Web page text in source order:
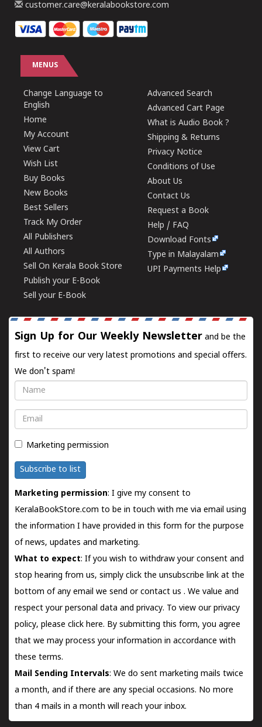
customer.care@keralabookstore.com
MENUS
Change Language to
English
Home
My Account
View Cart
Wish List
Buy Books
New Books
Best Sellers
Track My Order
All Publishers
All Authors
Sell On Kerala Book Store
Publish your E-Book
Sell your E-Book
Advanced Search
Advanced Cart Page
What is Audio Book ?
Shipping & Returns
Privacy Notice
Conditions of Use
About Us
Contact Us
Request a Book
Help / FAQ
Download Fonts
Type in Malayalam
UPI Payments Help
Sign Up for Our Weekly Newsletter and be the
first to receive our very latest promotions and special offers.
We don't spam!
Name
Email
Marketing permission
Subscribe to list
Marketing permission: I give my consent to
KeralaBookStore.com to be in touch with me via email using
the information I have provided in this form for the purpose
of news, updates and marketing.
What to expect: If you wish to withdraw your consent and
stop hearing from us, simply click the unsubscribe link at the
bottom of any email we send orcontact us . We value and
respect your personal data and privacy. To view our privacy
policy, please click here. By submitting this form, you agree
that we may process your information in accordance with
these terms.
Mail Sending Intervals: We do sent marketing mails twice
a month, and if there are any special occasions. No more
than 4 mails in a month will reach your inbox.